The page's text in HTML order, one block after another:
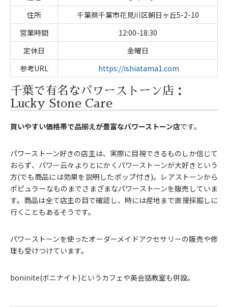
住所
千葉県千葉市花見川区朝日ヶ丘5-2-10
営業時間
12:00-18:30
定休日
金曜日
参考URL
https://ishiatama1.com
千葉で有名なパワーストーン店：
Lucky Stone Care
買いやすい価格帯で品揃えが豊富なパワーストーン店です。
パワーストーン好きの店主は、実際に目視できるものしか信じて
おらず、パワー云々よりとにかくパワーストーンが大好きという
方(でも商品には効果を説明したポップ付き)。レアストーンから
ポピュラーなものまでさまざまなパワーストーンを販売していま
す。商品は全て店主の目で確認し、時には産地まで直接採掘しに
行くこともあるそうです。
パワーストーンを使ったオーダーメイドアクセサリーの販売や修
理も受けつけています。
boninite(ボニナイト)というカフェや英会話教室も併設。